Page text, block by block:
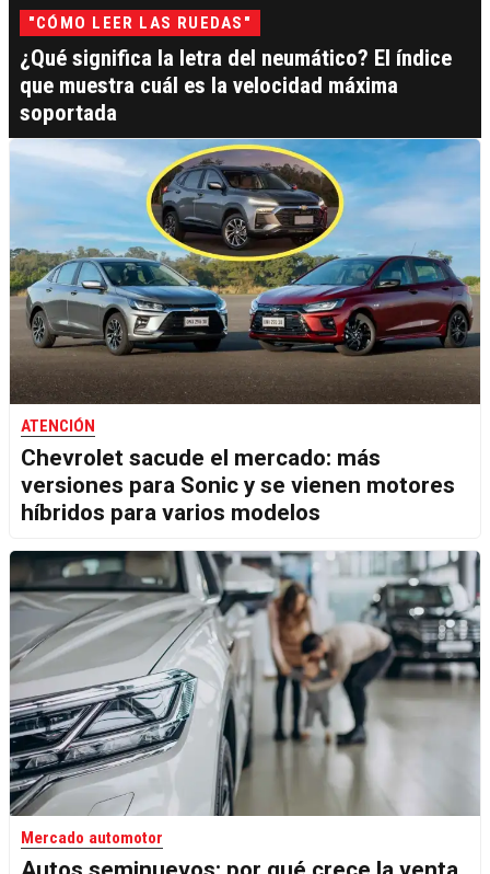
"CÓMO LEER LAS RUEDAS"
¿Qué significa la letra del neumático? El índice
que muestra cuál es la velocidad máxima
soportada
ATENCIÓN
Chevrolet sacude el mercado: más
versiones para Sonic y se vienen motores
híbridos para varios modelos
Mercado automotor